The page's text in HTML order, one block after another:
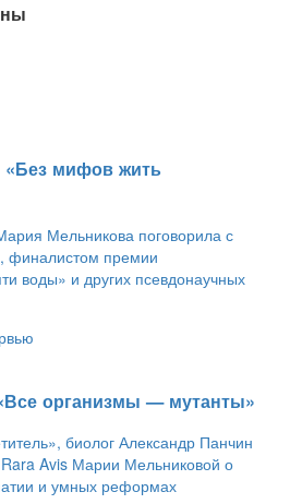
«Без мифов жить
Мельникова поговорила с
финалистом премии
воды» и других псевдонаучных
организмы — мутанты»
биолог Александр Панчин
Avis Марии Мельниковой о
и умных реформах